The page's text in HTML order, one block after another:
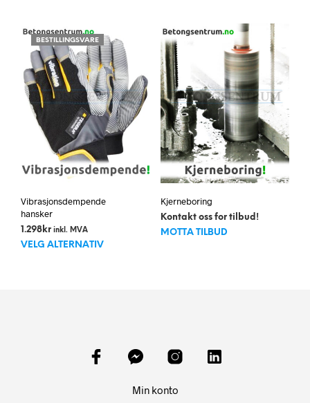
flere
varianter.
Alternativene
kan
velges
produktsiden
BESTILLINGSVARE
Vibrasjonsdempende
hansker
1.298 kr inkl. MVA
VELG ALTERNATIV
Kjerneboring
Kontakt oss for tilbud!
MOTTA TILBUD
Min konto